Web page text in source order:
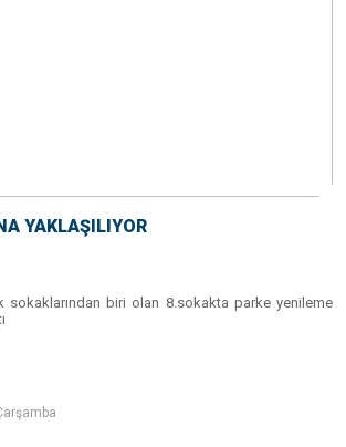
YAKLAŞILIYOR
sokaklarından biri olan 8.sokakta parke yenileme